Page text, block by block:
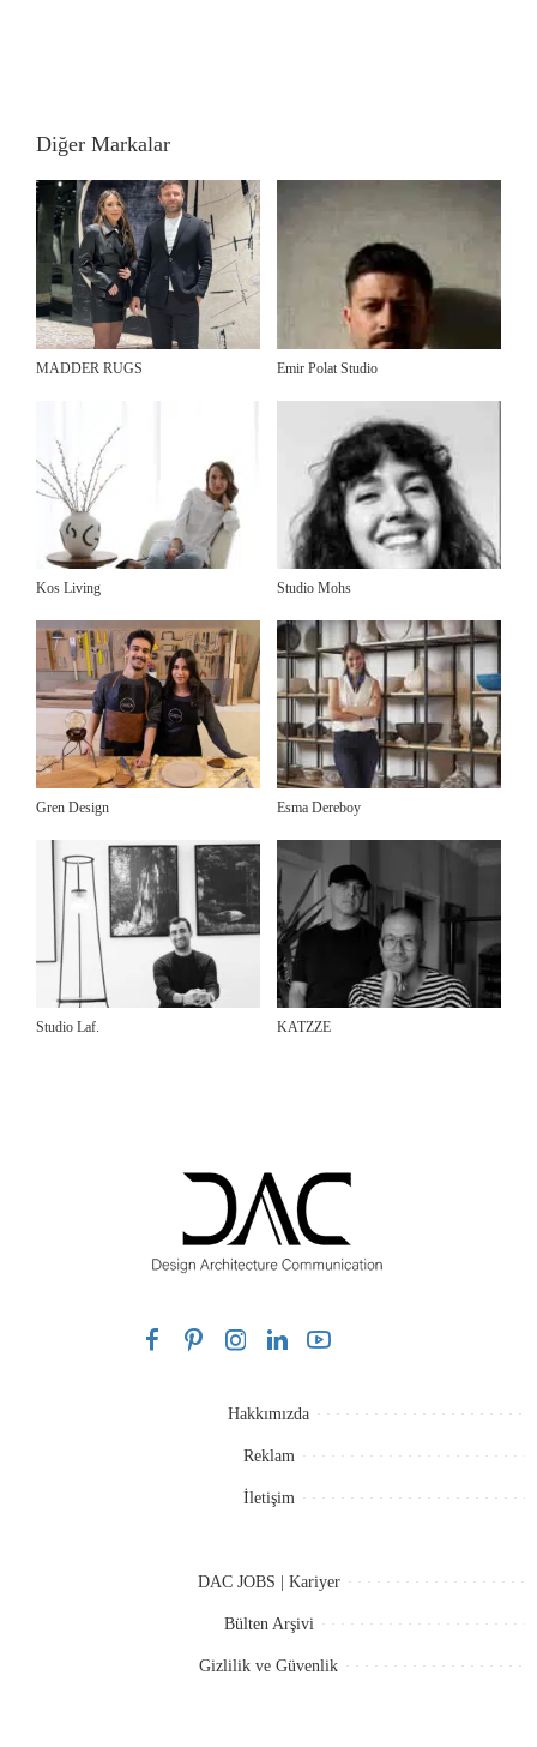
Diğer Markalar
MADDER RUGS Emir Polat Studio
Kos Living Studio Mohs
Gren Design Esma Dereboy
Studio Laf. KATZZE
Hakkımızda
Reklam
İletişim
DAC JOBS | Kariyer
Bülten Arşivi
Gizlilik ve Güvenlik